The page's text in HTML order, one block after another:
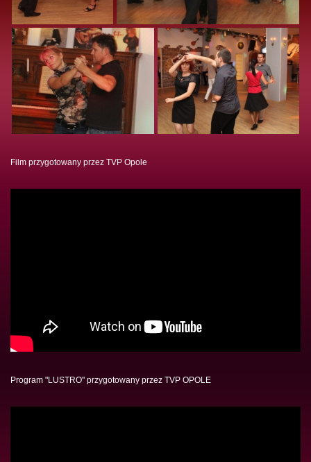
Film przygotowany przez TVP Opole
Program "LUSTRO" przygotowany przez TVP OPOLE